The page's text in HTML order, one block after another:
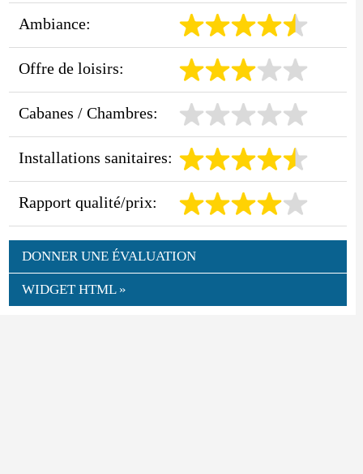
Ambiance:
Offre de loisirs:
Cabanes / Chambres:
Installations sanitaires:
Rapport qualité/prix:
DONNER UNE ÉVALUATION
WIDGET HTML »